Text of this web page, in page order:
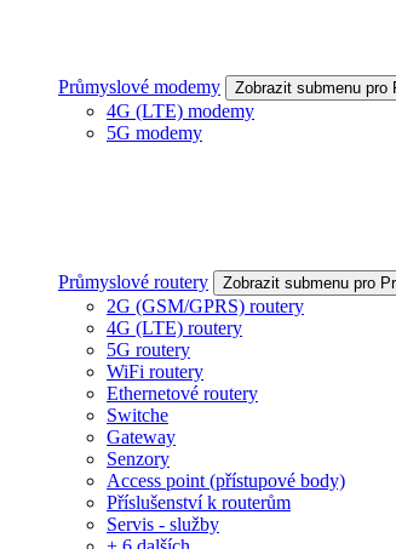
Průmyslové modemy Zobrazit submenu pro
4G (LTE) modemy
5G modemy
Průmyslové routery Zobrazit submenu pro
2G (GSM/GPRS) routery
4G (LTE) routery
5G routery
WiFi routery
Ethernetové routery
Switche
Gateway
Senzory
Access point (přístupové body)
Příslušenství k routerům
Servis - služby